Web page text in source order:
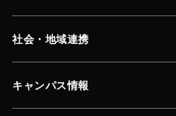
社会・地域連携
キャンパス情報